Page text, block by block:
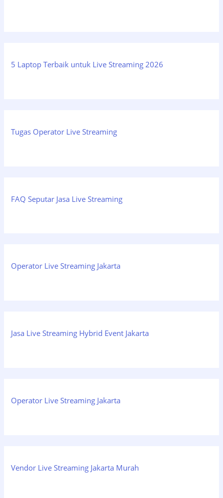
5 Laptop Terbaik untuk Live Streaming 2026
Tugas Operator Live Streaming
FAQ Seputar Jasa Live Streaming
Operator Live Streaming Jakarta
Jasa Live Streaming Hybrid Event Jakarta
Operator Live Streaming Jakarta
Vendor Live Streaming Jakarta Murah